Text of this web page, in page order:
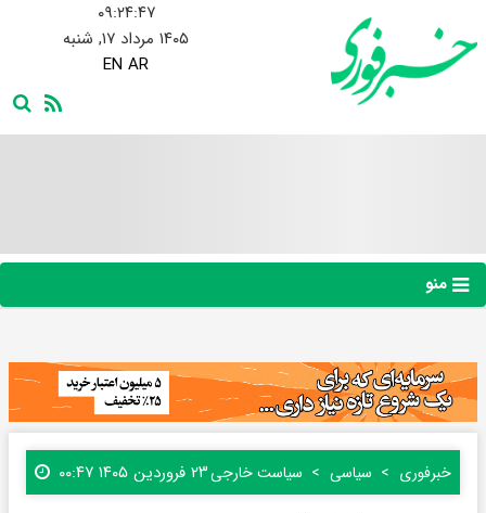
۰۹:۲۴:۴۸
۱۴۰۵ مرداد ۱۷, شنبه
EN AR
منو
خبرفوری سیاسی سیاست خارجی۲۳ فروردین ۱۴۰۵ ۰۰:۴۷